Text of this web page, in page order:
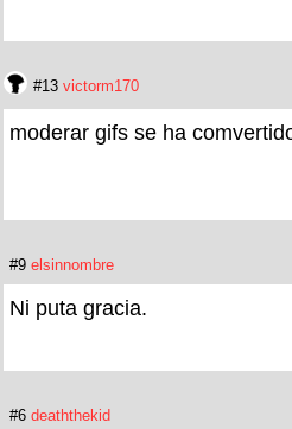
#13 victorm170
moderar gifs se ha
#9 elsinnombre
Ni puta gracia.
#6 deaththekid